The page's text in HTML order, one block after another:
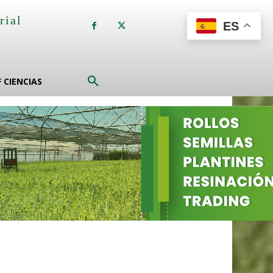
CIENCIAS
ES